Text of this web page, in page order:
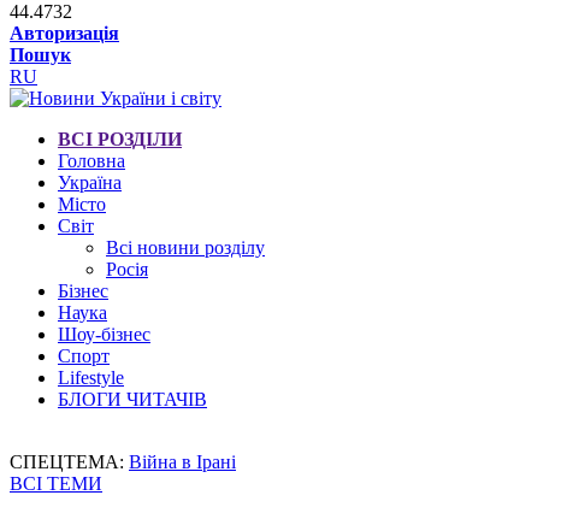
44.4732
Авторизація
Пошук
RU
ВСІ РОЗДІЛИ
Головна
Україна
Місто
Світ
Всі новини розділу
Росія
Бізнес
Наука
Шоу-бізнес
Спорт
Lifestyle
БЛОГИ ЧИТАЧІВ
СПЕЦТЕМА: Війна в Ірані
ВСІ ТЕМИ